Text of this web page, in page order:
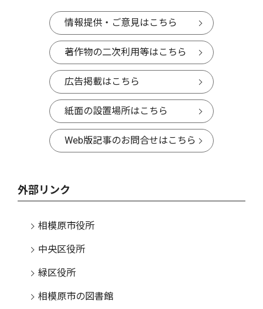
情報提供・ご意見はこちら
著作物の二次利用等はこちら
広告掲載はこちら
紙面の設置場所はこちら
Web版記事のお問合せはこちら
外部リンク
相模原市役所
中央区役所
緑区役所
相模原市の図書館